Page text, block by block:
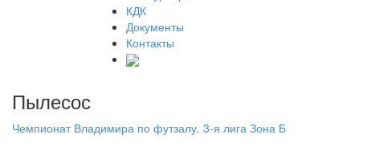
КДК
Документы
Контакты
Пылесос
Чемпионат Владимира по футзалу. 3-я лига Зона Б